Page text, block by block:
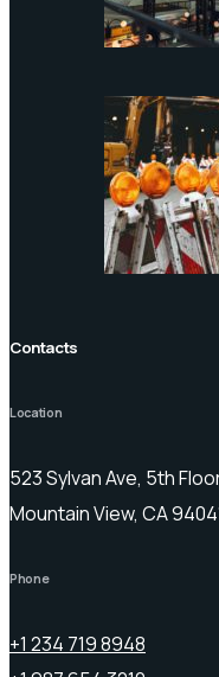
Contacts
Location
523 Sylvan Ave, 5th
Mountain View, CA
Phone
+1 234 719 8948